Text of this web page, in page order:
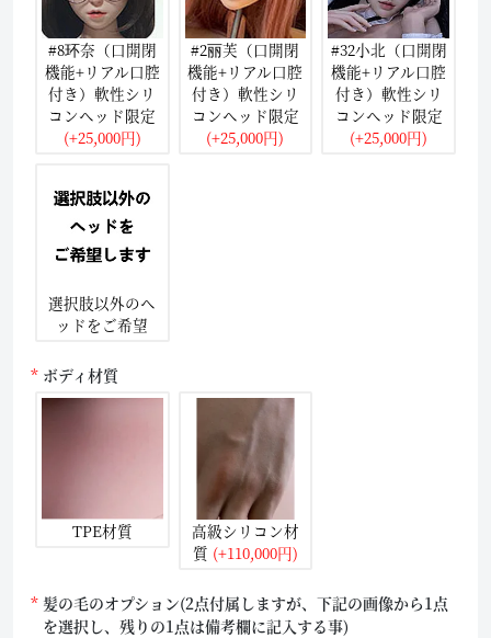
#8环奈（口開閉
機能+リアル口腔
付き）軟性シリ
コンヘッド限定
(+25,000円)
#2丽芙（口開閉
機能+リアル口腔
付き）軟性シリ
コンヘッド限定
(+25,000円)
#32小北（口開閉
機能+リアル口腔
付き）軟性シリ
コンヘッド限定
(+25,000円)
選択肢以外のヘ
ッドをご希望
ボディ材質
TPE材質
高級シリコン材
質 (+110,000円)
髪の毛のオプション(2点付属しますが、下記の画像から1点
を選択し、残りの1点は備考欄に記入する事)